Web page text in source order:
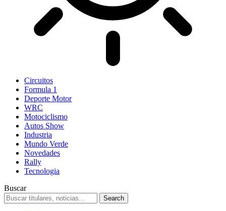
Circuitos
Formula 1
Deporte Motor
WRC
Motociclismo
Autos Show
Industria
Mundo Verde
Novedades
Rally
Tecnologia
Buscar